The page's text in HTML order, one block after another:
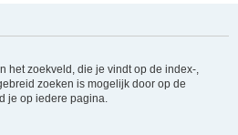
het zoekveld, die je vindt op de index-,
zoeken is mogelijk door op de
je op iedere pagina.